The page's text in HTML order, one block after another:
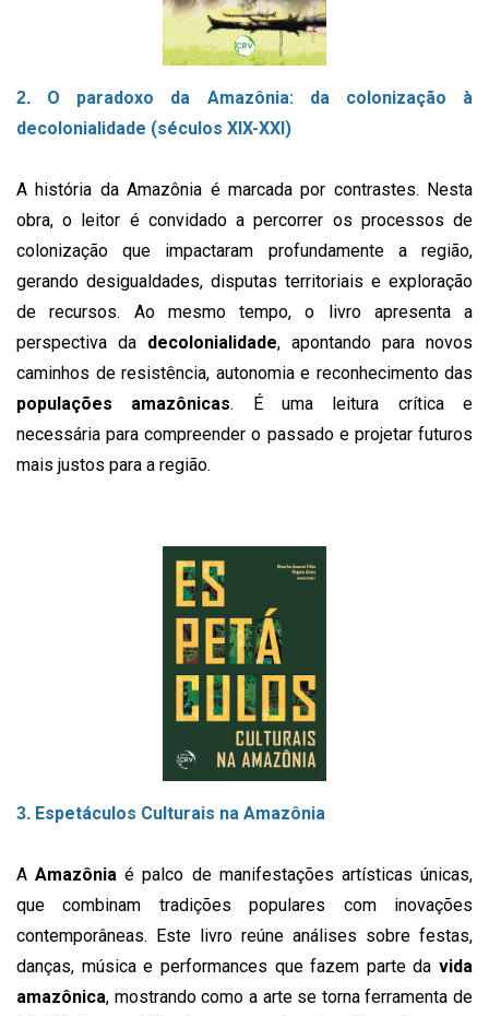
2.
O paradoxo da Amazônia: da colonização à
decolonialidade (séculos XIX-XXI)
A história da Amazônia é marcada por contrastes. Nesta
obra, o leitor é convidado a percorrer os processos de
colonização que impactaram profundamente a região,
gerando desigualdades, disputas territoriais e exploração
de recursos. Ao mesmo tempo, o livro apresenta a
perspectiva da decolonialidade, apontando para novos
caminhos de resistência, autonomia e reconhecimento das
populações amazônicas. É uma leitura crítica e
necessária para compreender o passado e projetar futuros
mais justos para a região.
3. Espetáculos Culturais na Amazônia
AAmazônia é palco de manifestações artísticas únicas,
que combinam tradições populares com inovações
contemporâneas. Este livro reúne análises sobre festas,
danças, música e performances que fazem parte da vida
amazônica, mostrando como a arte se torna ferramenta de